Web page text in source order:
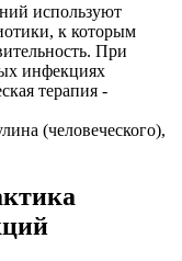
используют
к которым
При
инфекциях
терапия -
(человеческого),